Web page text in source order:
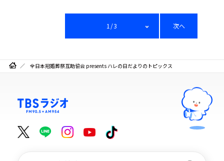
1/3 次へ
全日本冠婚葬祭互助協会 presents ハレの日だよりのトピックス